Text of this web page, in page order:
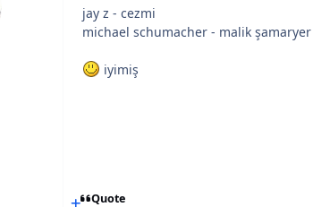
jay z - cezmi
michael schumacher - malik şamaryer
iyimiş
Quote